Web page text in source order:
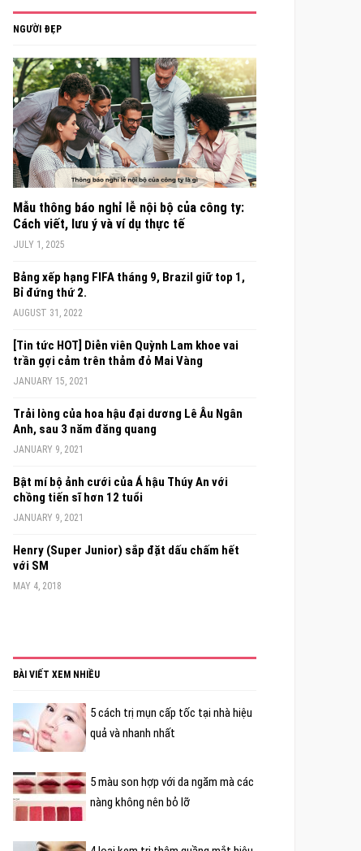
NGƯỜI ĐẸP
Mẫu thông báo nghỉ lễ nội bộ của công ty:
Cách viết, lưu ý và ví dụ thực tế
JULY 1, 2025
Bảng xếp hạng FIFA tháng 9, Brazil giữ top 1,
Bỉ đứng thứ 2.
AUGUST 31, 2022
[Tin tức HOT] Diễn viên Quỳnh Lam khoe vai
trần gợi cảm trên thảm đỏ Mai Vàng
JANUARY 15, 2021
Trải lòng của hoa hậu đại dương Lê Âu Ngân
Anh, sau 3 năm đăng quang
JANUARY 9, 2021
Bật mí bộ ảnh cưới của Á hậu Thúy An với
chồng tiến sĩ hơn 12 tuổi
JANUARY 9, 2021
Henry (Super Junior) sắp đặt dấu chấm hết
với SM
MAY 4, 2018
BÀI VIẾT XEM NHIỀU
5 cách trị mụn cấp tốc tại nhà hiệu
quả và nhanh nhất
5 màu son hợp với da ngăm mà các
nàng không nên bỏ lỡ